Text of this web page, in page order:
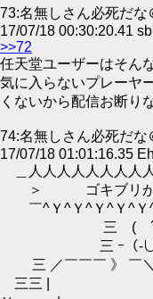
73:名無しさん必死だな
17/07/18 00:30:20.41
>>72
任天堂ユーザーはそん
気に入らないプレーヤ
くないから配信お断り
74:名無しさん必死だな
17/07/18 01:01:16.35
＿人人人人人人人人
＞ ゴキブリが
￣^Ｙ^Ｙ^Ｙ^Ｙ^Ｙ^
三 ( ´・
三 ｰ（
三 ／￣￣￣ 》 ￣＼
三三 |